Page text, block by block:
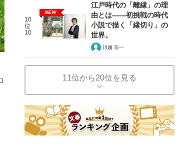
10
位
10
NEW
江戸時代の「離縁」の理
由とは――初挑戦の時代
小説で描く「縁切り」の
世界。
川越 宗一
11位から20位を見る